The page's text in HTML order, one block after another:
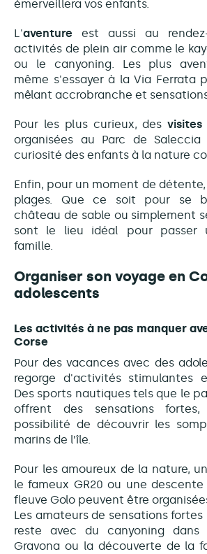
émerveillera vos enfants.
L'aventure est aussi au
activités de plein air comme le
ou le canyoning. Les plus
même s'essayer à la Via Ferrata
mêlant accrobranche et
Pour les plus curieux, desvisites
organisées au Parc de
curiosité des enfants à la nature
Enfin, pour un moment de
plages. Que ce soit pour se
château de sable ou simplement
sont le lieu idéal pour passer
famille.
Organiser son voyage en
adolescents
Les activités à ne pas manquer
Corse
Pour des vacances avec des
regorge d'activités stimulantes
Des sports nautiques tels que le
offrent des sensations
possibilité de découvrir les
marins de l’île.
Pour les amoureux de la nature,
le fameux GR20 ou une
fleuve Golo peuvent être
Les amateurs de sensations fortes
reste avec du canyoning
Gravona ou la découverte de la